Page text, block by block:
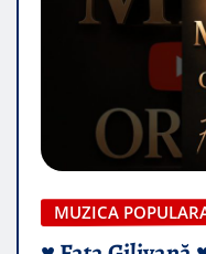
MUZICA